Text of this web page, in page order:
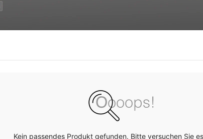
Kein passendes Produkt gefunden. Bitte versuchen Sie